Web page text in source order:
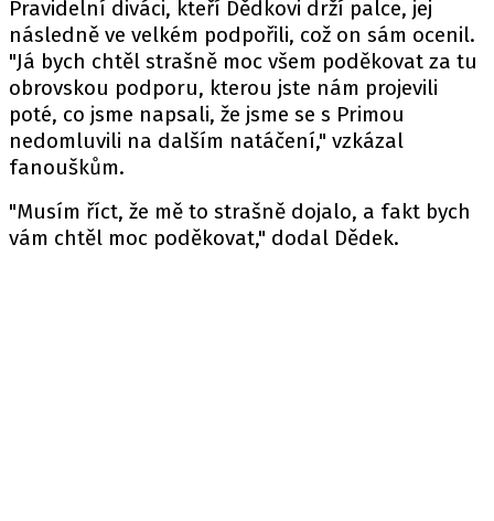
Pravidelní diváci, kteří Dědkovi drží palce, jej
následně ve velkém podpořili, což on sám ocenil.
"Já bych chtěl strašně moc všem poděkovat za tu
obrovskou podporu, kterou jste nám projevili
poté, co jsme napsali, že jsme se s Primou
nedomluvili na dalším natáčení," vzkázal
fanouškům.
"Musím říct, že mě to strašně dojalo, a fakt bych
vám chtěl moc poděkovat," dodal Dědek.